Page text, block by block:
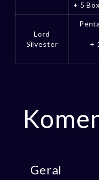
+ 5
Lord
Silvester
+
Geral